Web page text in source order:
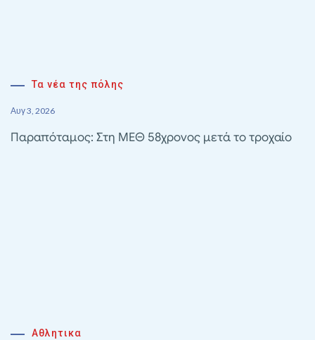
Τα νέα της πόλης
Αυγ 3, 2026
Παραπόταμος: Στη ΜΕΘ 58χρονος μετά το τροχαίο
Αθλητικα